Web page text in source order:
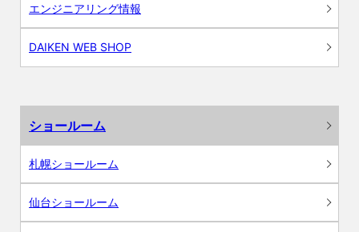
エンジニアリング情報
DAIKEN WEB SHOP
ショールーム
札幌ショールーム
仙台ショールーム